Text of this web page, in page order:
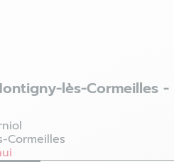
lès-Cormeilles -
Cormeilles